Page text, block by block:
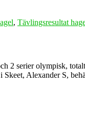
, Tävlingsresultat
2 serier olympisk,
Alexander S,